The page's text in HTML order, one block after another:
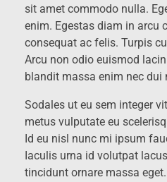
sit amet commodo nulla.
enim. Egestas diam in arcu
consequat ac felis. Turpis
Arcu non odio euismod
blandit massa enim nec dui
Sodales ut eu sem integer
metus vulputate eu
Id eu nisl nunc mi ipsum
Iaculis urna id volutpat
tincidunt ornare massa